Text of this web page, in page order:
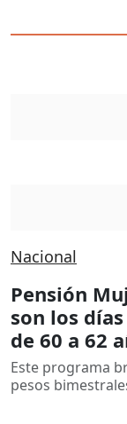
Nacional
Pensión
son los
de 60 a 62
Este programa
pesos